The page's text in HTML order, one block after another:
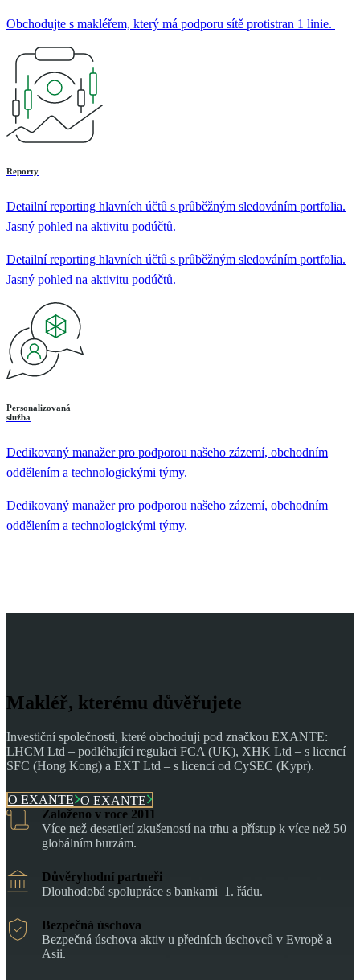
Obchodujte s makléřem, který má podporu sítě protistran 1 linie.
Reporty
Detailní reporting hlavních účtů s průběžným sledováním portfolia.
Jasný pohled na aktivitu podúčtů.
Detailní reporting hlavních účtů s průběžným sledováním portfolia.
Jasný pohled na aktivitu podúčtů.
Personalizovaná
služba
Dedikovaný manažer pro podporou našeho zázemí, obchodním
oddělením a technologickými týmy.
Dedikovaný manažer pro podporou našeho zázemí, obchodním
oddělením a technologickými týmy.
Makléř, kterému důvěřujete
Investiční společnosti, které obchodují pod značkou EXANTE:
LHCM Ltd – podléhající regulaci FCA (UK), XHK Ltd – s licencí
SFC (Hong Kong) a EXT Ltd – s licencí od CySEC (Kypr).
O EXANTE O EXANTE
Založeno v roce 2011
Více než desetiletí zkušeností na trhu a přístup k více než 50
globálním burzám.
Důvěryhodní partneři
Dlouhodobá spolupráce s bankami 1. řádu.
Bezpečná úschova
Bezpečná úschova aktiv u předních úschovců v Evropě a
Asii.